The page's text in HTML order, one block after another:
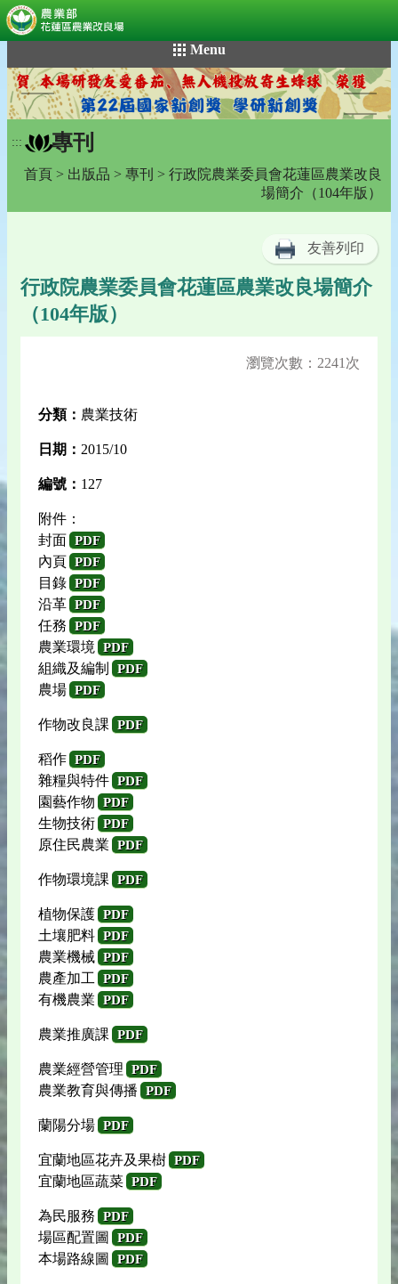
到
主
要
內
容
Menu
::: 專刊
首頁 > 出版品 > 專刊 > 行政院農業委員會花蓮區農業改良
場簡介（104年版）
友善列印
行政院農業委員會花蓮區農業改良場簡介
（104年版）
瀏覽次數：2241次
分類： 農業技術
日期： 2015/10
編號： 127
附件：
封面 PDF
內頁 PDF
目錄 PDF
沿革 PDF
任務 PDF
農業環境 PDF
組織及編制 PDF
農場 PDF
作物改良課 PDF
稻作 PDF
雜糧與特件 PDF
園藝作物 PDF
生物技術 PDF
原住民農業 PDF
作物環境課 PDF
植物保護 PDF
土壤肥料 PDF
農業機械 PDF
農產加工 PDF
有機農業 PDF
農業推廣課 PDF
農業經營管理 PDF
農業教育與傳播 PDF
蘭陽分場 PDF
宜蘭地區花卉及果樹 PDF
宜蘭地區蔬菜 PDF
為民服務 PDF
場區配置圖 PDF
本場路線圖 PDF